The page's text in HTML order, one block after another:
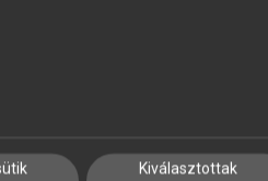
Kiválasztottak